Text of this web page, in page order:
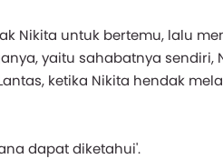
Nikita untuk bertemu, lalu
yaitu sahabatnya sendiri,
ketika Nikita hendak
dapat diketahui'.